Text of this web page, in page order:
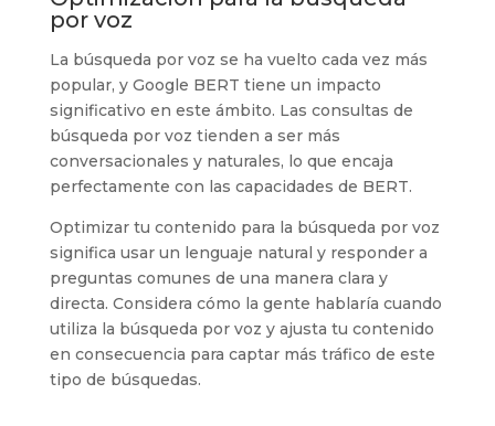
por voz
La búsqueda por voz se ha vuelto cada vez más
popular, y Google BERT tiene un impacto
significativo en este ámbito. Las consultas de
búsqueda por voz tienden a ser más
conversacionales y naturales, lo que encaja
perfectamente con las capacidades de BERT.
Optimizar tu contenido para la búsqueda por voz
significa usar un lenguaje natural y responder a
preguntas comunes de una manera clara y
directa. Considera cómo la gente hablaría cuando
utiliza la búsqueda por voz y ajusta tu contenido
en consecuencia para captar más tráfico de este
tipo de búsquedas.